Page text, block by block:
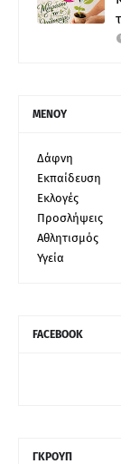
ΜΕΝΟΥ
Δάφνη
Εκπαίδευση
Εκλογές
Προσλήψεις
Αθλητισμός
Υγεία
FACEBOOK
ΓΚΡΟΥΠ